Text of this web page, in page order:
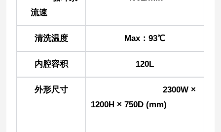
流速
清洗温度 Max：93℃
内腔容积 120L
外形尺寸
2300W ×
1200H × 750D (mm)